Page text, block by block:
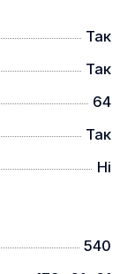
90%
очікуванню
акумулятор
Так
Так
64
Так
Ні
540